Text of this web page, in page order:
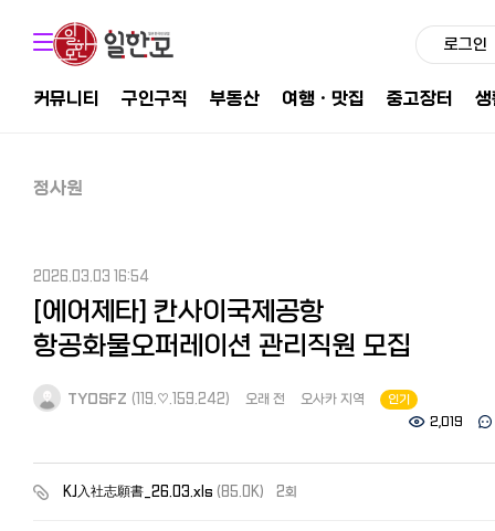
로그인
커뮤니티 구인구직 부동산 여행ㆍ맛집 중고장터
정사원
2026.03.03 16:54
[에어제타] 칸사이국제공항
항공화물오퍼레이션 관리직원 모집
TYOSFZ (119.♡.159.242) 오래 전 오사카 지역
인기
2,019
KJ入社志願書_26.03.xls (85.0K) 2회